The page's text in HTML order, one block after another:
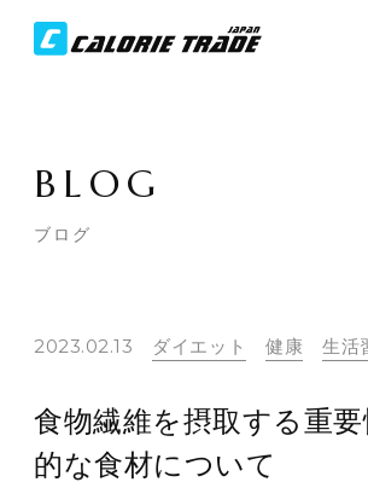
BLOG
ブログ
2023.02.13 ダイエット 健康 生活
食物繊維を摂取する重
的な食材について